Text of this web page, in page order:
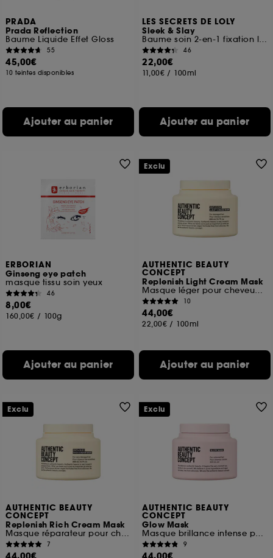
PRADA
Prada Reflection
Baume Liquide Effet Gloss
55
45,00€
10 teintes disponibles
Ajouter au panier
LES SECRETS DE LOLY
Sleek & Slay
Baume soin 2-en-1 fixation longue tenue et anti-casse
46
22,00€
11,00€ / 100ml
Ajouter au panier
ERBORIAN
Ginseng eye patch
masque tissu soin yeux
46
8,00€
160,00€ / 100g
Ajouter au panier
AUTHENTIC BEAUTY
CONCEPT
Replenish Light Cream Mask
Masque léger pour cheveux fins et abîmés
10
44,00€
22,00€ / 100ml
Ajouter au panier
Exclu
AUTHENTIC BEAUTY
CONCEPT
Replenish Rich Cream Mask
Masque réparateur pour cheveux épais et crépus
7
Exclu
AUTHENTIC BEAUTY
CONCEPT
Glow Mask
Masque brillance intense pour cheveux colorés
9
Exclu